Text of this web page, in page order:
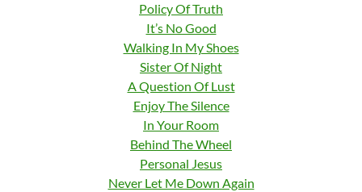
Policy Of Truth
It’s No Good
Walking In My Shoes
Sister Of Night
A Question Of Lust
Enjoy The Silence
In Your Room
Behind The Wheel
Personal Jesus
Never Let Me Down Again